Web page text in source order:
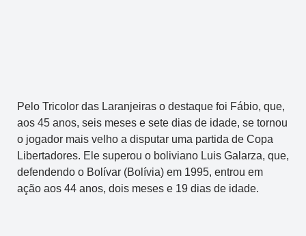
Pelo Tricolor das Laranjeiras o destaque foi Fábio, que,
aos 45 anos, seis meses e sete dias de idade, se tornou
o jogador mais velho a disputar uma partida de Copa
Libertadores. Ele superou o boliviano Luis Galarza, que,
defendendo o Bolívar (Bolívia) em 1995, entrou em
ação aos 44 anos, dois meses e 19 dias de idade.